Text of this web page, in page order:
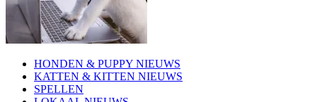
HONDEN & PUPPY NIEUWS
KATTEN & KITTEN NIEUWS
SPELLEN